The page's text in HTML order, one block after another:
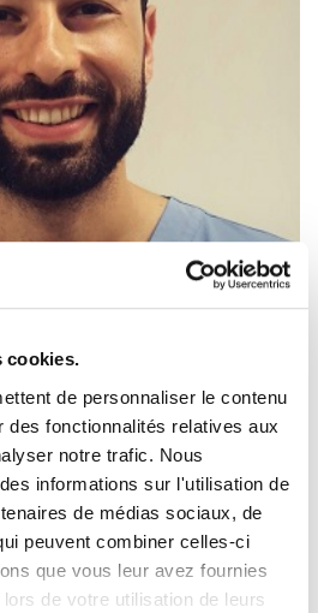
cookies.
de personnaliser le contenu
des fonctionnalités relatives aux
notre trafic. Nous
informations sur l'utilisation de
de médias sociaux, de
peuvent combiner celles-ci
que vous leur avez fournies
de votre utilisation de leurs